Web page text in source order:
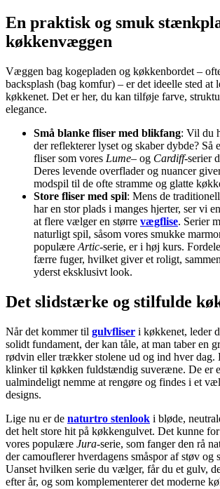
En praktisk og smuk
køkkenvæggen
Væggen bag kogepladen og køkkenbordet –
backsplash (bag komfur) – er det ideelle sted at
køkkenet. Det er her, du kan tilføje farve,
elegance.
Små blanke fliser med blikfang: Vil du
der reflekterer lyset og skaber dybde? Så
fliser som vores Lume– og Cardiff-serier
Deres levende overflader og nuancer
modspil til de ofte stramme og glatte
Store fliser med spil: Mens de
har en stor plads i manges hjerter, ser vi
at flere vælger en større vægflise. Serier
naturligt spil, såsom vores smukke
populære Artic-serie, er i høj kurs.
færre fuger, hvilket giver et roligt,
yderst eksklusivt look.
Det slidstærke og stilfulde
Når det kommer til gulvfliser i køkkenet, leder
solidt fundament, der kan tåle, at man taber en
rødvin eller trækker stolene ud og ind hver dag.
klinker til køkken fuldstændig suveræne. De er
ualmindeligt nemme at rengøre og findes i et
designs.
Lige nu er de naturtro stenlook i bløde,
det helt store hit på køkkengulvet. Det kunne
vores populære Jura-serie, som fanger den rå
der camouflerer hverdagens småspor af støv og
Uanset hvilken serie du vælger, får du et gulv,
efter år, og som komplementerer det moderne